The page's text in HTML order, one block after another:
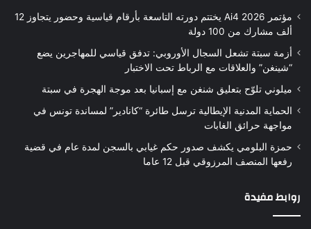
مؤتمر Ai4 2026 يختتم دورته التاسعة بأرقام قياسية وحضور يتجاوز 12
ألف مشارك من 100 دولة
أزمة سبتة تشعل السجال الأوروبي: تدفق قياسي للمهاجرين يضع
“شينغن” والعلاقات مع الرباط تحت الاختبار
ميلوني تلوّح بتعليق شنغن مع إسبانيا بعد موجة الهجرة في سبتة
الحماية المدنية الإيطالية ترسل طائرة “كانادير” لمساندة تونس في
مواجهة حرائق الغابات
حمزة البلومي يكشف صدور حكم غيابي بالسجن لمدة عام في قضية
رفعها المنصف المرزوقي قبل 12 عاما
روابط مفيدة